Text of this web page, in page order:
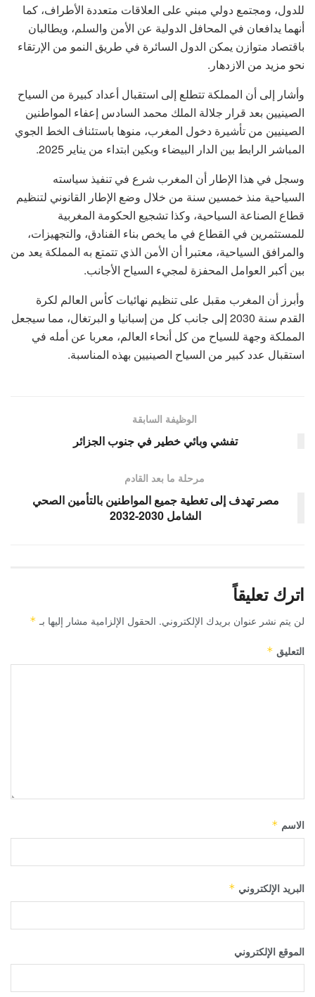
للدول، ومجتمع دولي مبني على العلاقات متعددة الأطراف، كما
أنهما يدافعان في المحافل الدولية عن الأمن والسلم، ويطالبان
باقتصاد متوازن يمكن الدول السائرة في طريق النمو من الإرتقاء
نحو مزيد من الازدهار.
وأشار إلى أن المملكة تتطلع إلى استقبال أعداد كبيرة من السياح
الصينيين بعد قرار جلالة الملك محمد السادس إعفاء المواطنين
الصينيين من تأشيرة دخول المغرب، منوها باستئناف الخط الجوي
المباشر الرابط بين الدار البيضاء وبكين ابتداء من يناير 2025.
وسجل في هذا الإطار أن المغرب شرع في تنفيذ سياسته
السياحية منذ خمسين سنة من خلال وضع الإطار القانوني لتنظيم
قطاع الصناعة السياحية، وكذا تشجيع الحكومة المغربية
للمستثمرين في القطاع في ما يخص بناء الفنادق، والتجهيزات،
والمرافق السياحية، معتبرا أن الأمن الذي تتمتع به المملكة يعد من
بين أكبر العوامل المحفزة لمجيء السياح الأجانب.
وأبرز أن المغرب مقبل على تنظيم نهائيات كأس العالم لكرة
القدم سنة 2030 إلى جانب كل من إسبانيا و البرتغال، مما سيجعل
المملكة وجهة للسياح من كل أنحاء العالم، معربا عن أمله في
استقبال عدد كبير من السياح الصينيين بهذه المناسبة.
الوظيفة السابقة
تفشي وبائي خطير في جنوب الجزائر
مرحلة ما بعد القادم
مصر تهدف إلى تغطية جميع المواطنين بالتأمين الصحي
الشامل 2030-2032
اترك تعليقاً
لن يتم نشر عنوان بريدك الإلكتروني. الحقول الإلزامية مشار إليها بـ *
التعليق *
الاسم *
البريد الإلكتروني *
الموقع الإلكتروني